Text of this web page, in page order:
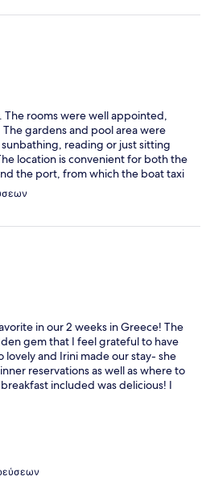
The rooms were well appointed,
gardens and pool area were
reading or just sitting
location is convenient for both the
the port, from which the boat taxi
further around the island. But what
people. All of the staff were super
transfer from the port to the hotel
ever return to Koufonisia, I know
in our 2 weeks in Greece! The
gem that I feel grateful to have
lovely and Irini made our stay- she
reservations as well as where to
included was delicious! I